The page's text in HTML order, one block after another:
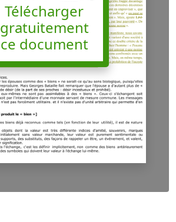
Télécharger
gratuitement
ce document